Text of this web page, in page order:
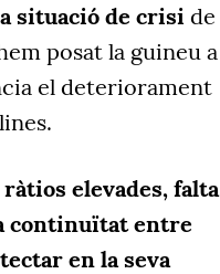
situació de crisi de
posat la guineu a
el deteriorament
elevades, falta
continuïtat entre
en la seva